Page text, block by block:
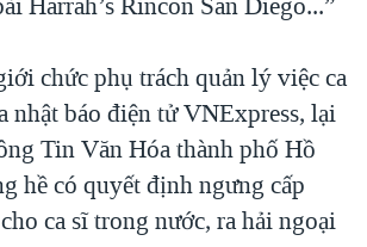
chức phụ trách quản lý việc ca
nhật báo điện tử VNExpress, lại
Tin Văn Hóa thành phố Hồ
hề có quyết định ngưng cấp
ca sĩ trong nước, ra hải ngoại